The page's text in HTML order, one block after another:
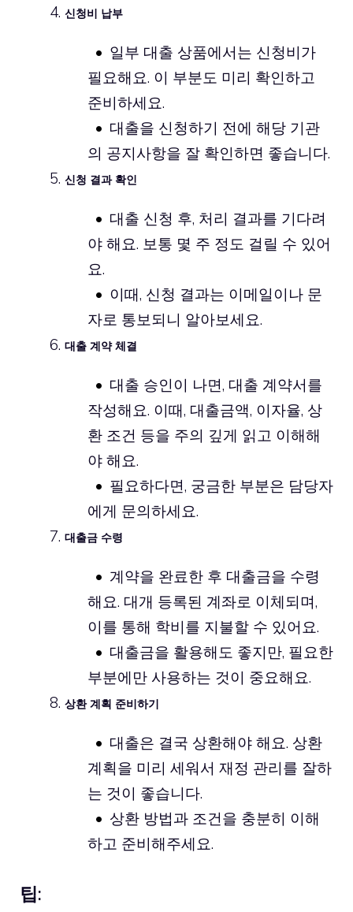
신청비 납부
일부 대출 상품에서는 신청비가
필요해요. 이 부분도 미리 확인하고
준비하세요.
대출을 신청하기 전에 해당 기관
의 공지사항을 잘 확인하면 좋습니다.
신청 결과 확인
대출 신청 후, 처리 결과를 기다려
야 해요. 보통 몇 주 정도 걸릴 수 있어
요.
이때, 신청 결과는 이메일이나 문
자로 통보되니 알아보세요.
대출 계약 체결
대출 승인이 나면, 대출 계약서를
작성해요. 이때, 대출금액, 이자율, 상
환 조건 등을 주의 깊게 읽고 이해해
야 해요.
필요하다면, 궁금한 부분은 담당자
에게 문의하세요.
대출금 수령
계약을 완료한 후 대출금을 수령
해요. 대개 등록된 계좌로 이체되며,
이를 통해 학비를 지불할 수 있어요.
대출금을 활용해도 좋지만, 필요한
부분에만 사용하는 것이 중요해요.
상환 계획 준비하기
대출은 결국 상환해야 해요. 상환
계획을 미리 세워서 재정 관리를 잘하
는 것이 좋습니다.
상환 방법과 조건을 충분히 이해
하고 준비해주세요.
팁: